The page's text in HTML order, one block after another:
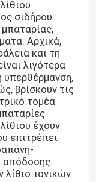
σιδήρου
μπαταρίας,
Αρχικά,
και τη
λιγότερα
βρίσκουν τις
τομέα
έχουν
επιτρέπει
απόδοσης.
ιονικών